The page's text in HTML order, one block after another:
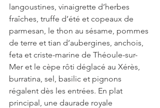
langoustines, vinaigrette d’herbes
fraîches, truffe d’été et copeaux de
parmesan, le thon au sésame, pommes
de terre et tian d’aubergines, anchois,
feta et criste-marine de Théoule-sur-
Mer et le cèpe rôti déglacé au Xérès,
burratina, sel, basilic et pignons
régalent dès les entrées. En plat
principal, une daurade royale